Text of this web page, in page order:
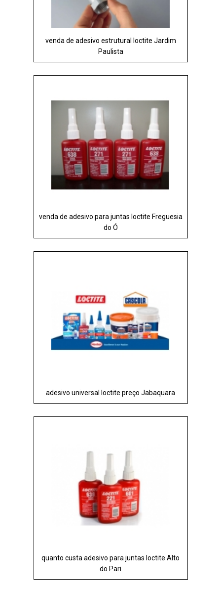
venda de adesivo estrutural loctite Jardim
Paulista
venda de adesivo para juntas loctite Freguesia
do Ó
adesivo universal loctite preço Jabaquara
quanto custa adesivo para juntas loctite Alto
do Pari